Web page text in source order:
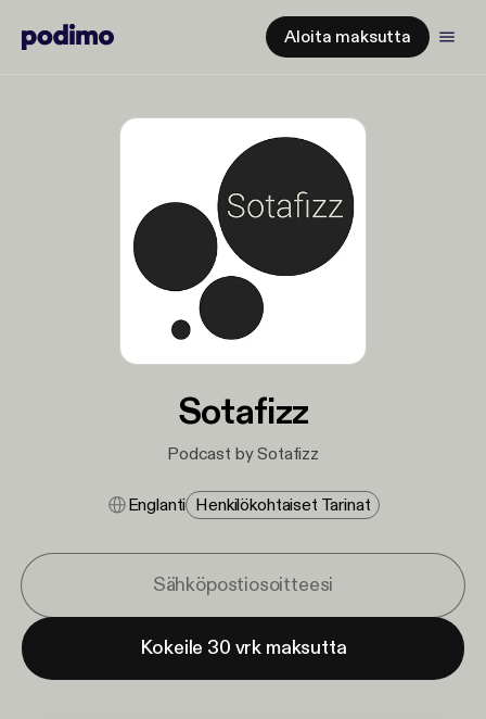
Aloita maksutta
Sotafizz
Podcast by Sotafizz
Englanti Henkilökohtaiset Tarinat
Kokeile 30 vrk maksutta